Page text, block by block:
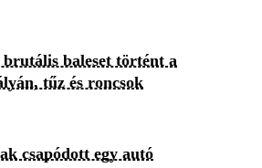
baleset történt a
tűz és roncsok
csapódott egy autó